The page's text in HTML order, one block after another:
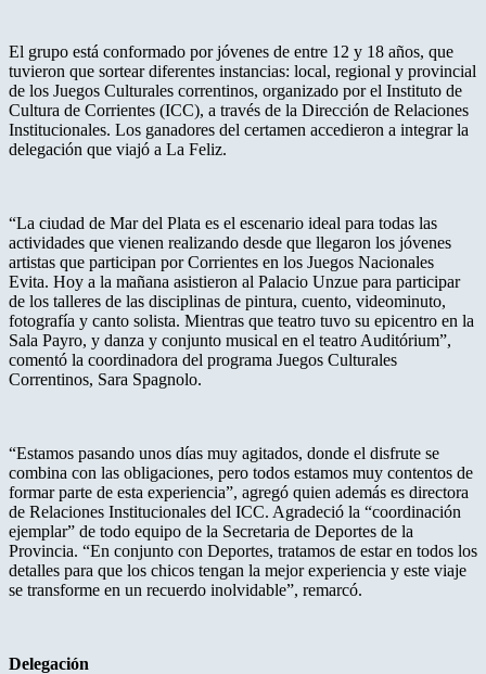
El grupo está conformado por jóvenes de entre 12 y 18 años, que
tuvieron que sortear diferentes instancias: local, regional y provincial
de los Juegos Culturales correntinos, organizado por el Instituto de
Cultura de Corrientes (ICC), a través de la Dirección de Relaciones
Institucionales. Los ganadores del certamen accedieron a integrar la
delegación que viajó a La Feliz.
“La ciudad de Mar del Plata es el escenario ideal para todas las
actividades que vienen realizando desde que llegaron los jóvenes
artistas que participan por Corrientes en los Juegos Nacionales
Evita. Hoy a la mañana asistieron al Palacio Unzue para participar
de los talleres de las disciplinas de pintura, cuento, videominuto,
fotografía y canto solista. Mientras que teatro tuvo su epicentro en la
Sala Payro, y danza y conjunto musical en el teatro Auditórium”,
comentó la coordinadora del programa Juegos Culturales
Correntinos, Sara Spagnolo.
“Estamos pasando unos días muy agitados, donde el disfrute se
combina con las obligaciones, pero todos estamos muy contentos de
formar parte de esta experiencia”, agregó quien además es directora
de Relaciones Institucionales del ICC. Agradeció la “coordinación
ejemplar” de todo equipo de la Secretaria de Deportes de la
Provincia. “En conjunto con Deportes, tratamos de estar en todos los
detalles para que los chicos tengan la mejor experiencia y este viaje
se transforme en un recuerdo inolvidable”, remarcó.
Delegación